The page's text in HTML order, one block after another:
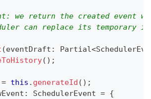
we return the created event
can replace its temporary
(eventDraft : Partial<
( ) ;
= this . generateId ( ) ;
: SchedulerEvent = {